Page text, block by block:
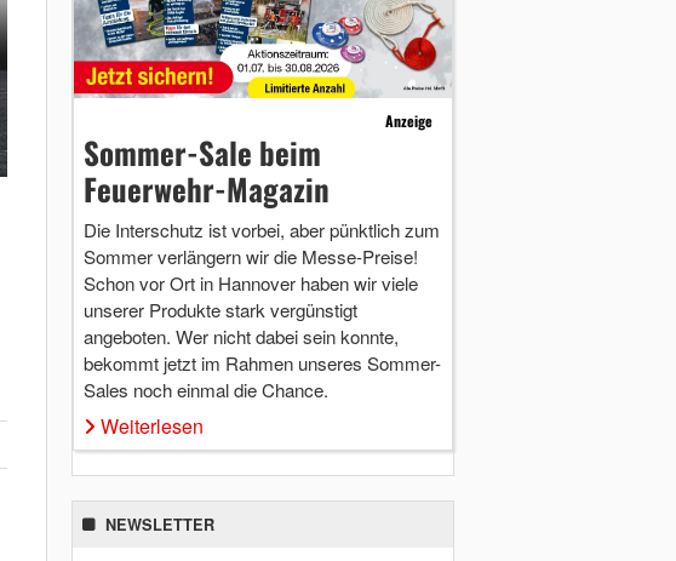
Anzeige
Sommer-Sale beim
Feuerwehr-Magazin
Die Interschutz ist vorbei, aber pünktlich zum
Sommer verlängern wir die Messe-Preise!
Schon vor Ort in Hannover haben wir viele
unserer Produkte stark vergünstigt
angeboten. Wer nicht dabei sein konnte,
bekommt jetzt im Rahmen unseres Sommer-
Sales noch einmal die Chance.
Weiterlesen
NEWSLETTER